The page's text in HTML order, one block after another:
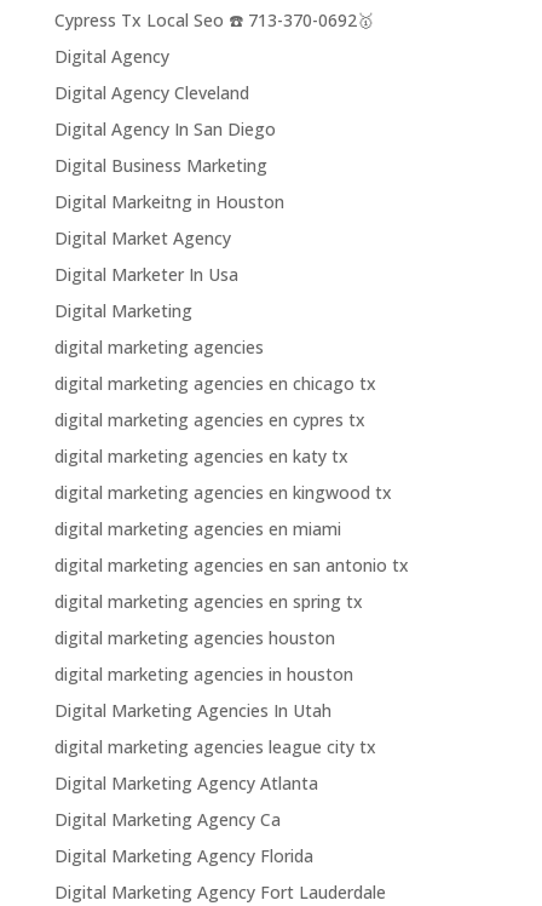
Cypress Tx Local Seo ☎️ 713-370-0692🥇
Digital Agency
Digital Agency Cleveland
Digital Agency In San Diego
Digital Business Marketing
Digital Markeitng in Houston
Digital Market Agency
Digital Marketer In Usa
Digital Marketing
digital marketing agencies
digital marketing agencies en chicago tx
digital marketing agencies en cypres tx
digital marketing agencies en katy tx
digital marketing agencies en kingwood tx
digital marketing agencies en miami
digital marketing agencies en san antonio tx
digital marketing agencies en spring tx
digital marketing agencies houston
digital marketing agencies in houston
Digital Marketing Agencies In Utah
digital marketing agencies league city tx
Digital Marketing Agency Atlanta
Digital Marketing Agency Ca
Digital Marketing Agency Florida
Digital Marketing Agency Fort Lauderdale